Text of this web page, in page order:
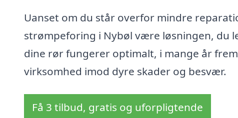
Uanset om du står overfor mindre
strømpeforing i Nybøl være løsningen, du
dine rør fungerer optimalt, i mange år
virksomhed imod dyre skader og besvær.
Få 3 tilbud, gratis og uforpligtende